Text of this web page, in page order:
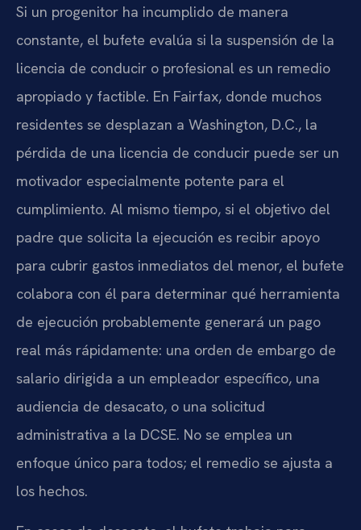
Si un progenitor ha incumplido de manera
constante, el bufete evalúa si la suspensión de la
licencia de conducir o profesional es un remedio
apropiado y factible. En Fairfax, donde muchos
residentes se desplazan a Washington, D.C., la
pérdida de una licencia de conducir puede ser un
motivador especialmente potente para el
cumplimiento. Al mismo tiempo, si el objetivo del
padre que solicita la ejecución es recibir apoyo
para cubrir gastos inmediatos del menor, el bufete
colabora con él para determinar qué herramienta
de ejecución probablemente generará un pago
real más rápidamente: una orden de embargo de
salario dirigida a un empleador específico, una
audiencia de desacato, o una solicitud
administrativa a la DCSE. No se emplea un
enfoque único para todos; el remedio se ajusta a
los hechos.